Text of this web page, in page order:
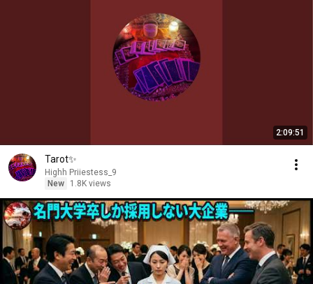
2:09:51
Tarot✨
Highh Priiestess_9
New
1.8K views